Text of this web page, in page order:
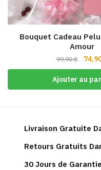
Bouquet Cadeau
Amour
99,90€
Le
prix
initial
était
Ajouter au
Livraison Gratuite
Retours Gratuits
30 Jours de